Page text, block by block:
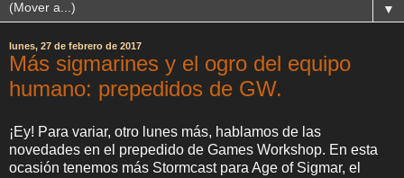
▼
lunes, 27 de febrero de 2017
Más sigmarines y el ogro del equipo
humano: prepedidos de GW.
¡Ey! Para variar, otro lunes más, hablamos de las
novedades en el prepedido de Games Workshop. En esta
ocasión tenemos más Stormcast para Age of Sigmar, el